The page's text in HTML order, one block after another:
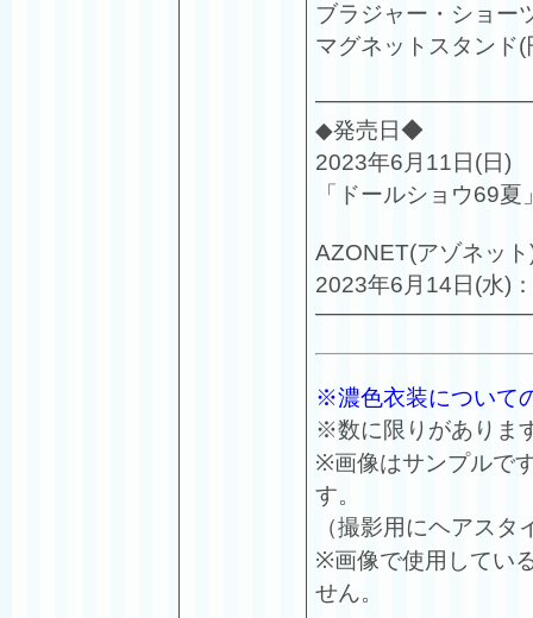
ブラジャー・ショー
マグネットスタンド(
◆発売日◆
2023年6月11日(日)
「ドールショウ69
AZONET(アゾネッ
2023年6月14日(水)
※濃色衣装について
※数に限りがありま
※画像はサンプルで
す。
（撮影用にヘアス
※画像で使用してい
せん。